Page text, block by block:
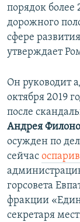
порядок более
дорожного
сфере
утверждает
Он руководит
октября 2019
после
Андрея
осужден по
сейчас
горсовета
фракции
секретаря